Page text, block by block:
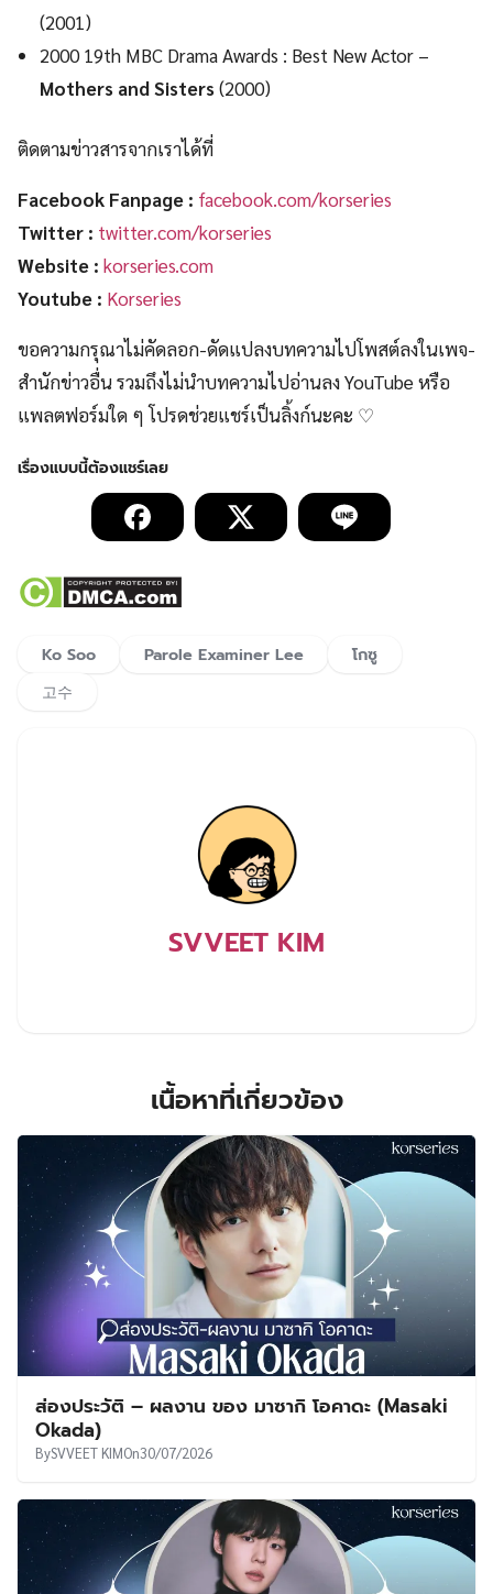
(2001)
2000 19th MBC Drama Awards : Best New Actor –
Mothers and Sisters(2000)
ติดตามข่าวสารจากเราได้ที่
Facebook Fanpage : facebook.com/korseries
Twitter : twitter.com/korseries
Website : korseries.com
Youtube : Korseries
ขอความกรุณาไม่คัดลอก-ดัดแปลงบทความไปโพสต์ลงในเพจ-
สำนักข่าวอื่น รวมถึงไม่นำบทความไปอ่านลง YouTube หรือ
แพลตฟอร์มใด ๆ โปรดช่วยแชร์เป็นลิ้งก์นะคะ ♡
Ko Soo Parole Examiner Lee
โกซู
고수
SVVEET KIM
เนื้อหาที่เกี่ยวข้อง
ส่องประวัติ – ผลงาน ของ มาซากิ โอคาดะ (Masaki
Okada)
BySVVEET KIMOn30/07/2026